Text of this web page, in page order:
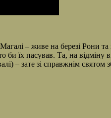
– живе на березі Рони
би їх пасував. Та, на
– зате зі справжнім